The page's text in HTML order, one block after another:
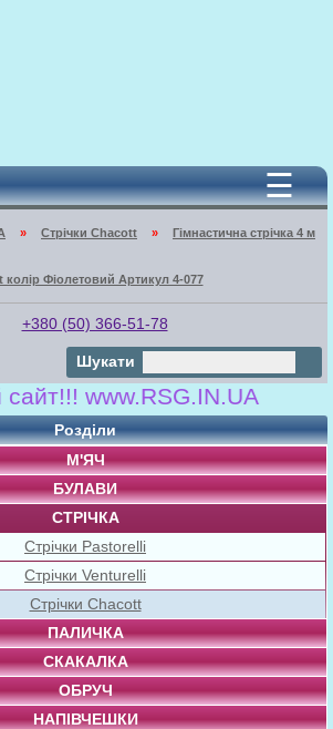
☰
» Стрічки Chacott » Гімнастична стрічка 4 м
колір Фіолетовий Артикул 4-077
+380 (50) 366-51-78
Шукати
www.RSG.IN.UA
Розділи
М'ЯЧ
БУЛАВИ
СТРІЧКА
Стрічки Pastorelli
Стрічки Venturelli
Стрічки Chacott
ПАЛИЧКА
СКАКАЛКА
ОБРУЧ
НАПІВЧЕШКИ